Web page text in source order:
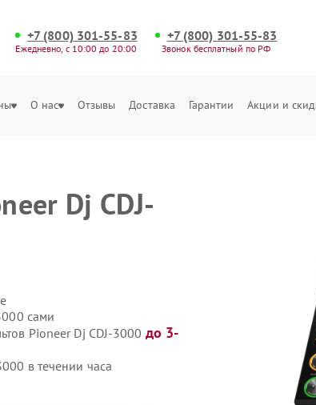
+7 (800) 301-55-83
Ежедневно, с 10:00 до 20:00
+7 (800) 301-55-83
Звонок бесплатный по РФ
О нас Отзывы Доставка Гарантии Акции и
Dj CDJ-
сами
Pioneer Dj CDJ-3000 до 3-
в течении часа